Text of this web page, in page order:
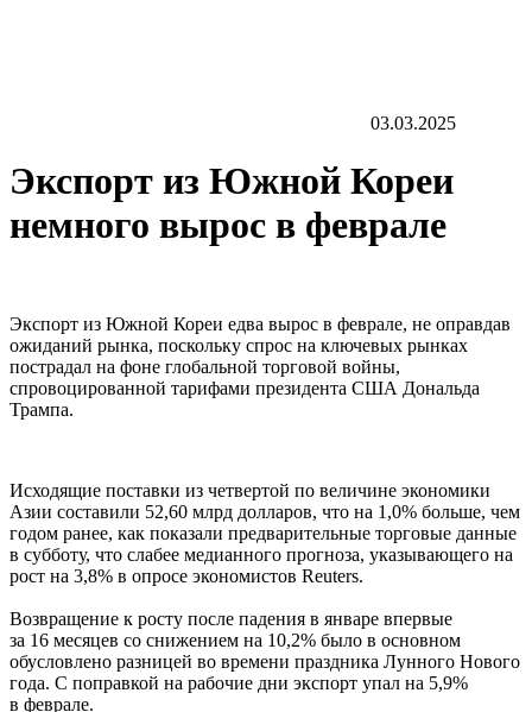
03.03.2025
Экспорт из Южной Кореи
немного вырос в феврале
Экспорт из Южной Кореи едва вырос в феврале, не оправдав
ожиданий рынка, поскольку спрос на ключевых рынках
пострадал на фоне глобальной торговой войны,
спровоцированной тарифами президента США Дональда
Трампа.
Исходящие поставки из четвертой по величине экономики
Азии составили 52,60 млрд долларов, что на 1,0% больше, чем
годом ранее, как показали предварительные торговые данные
в субботу, что слабее медианного прогноза, указывающего на
рост на 3,8% в опросе экономистов Reuters.
Возвращение к росту после падения в январе впервые
за 16 месяцев со снижением на 10,2% было в основном
обусловлено разницей во времени праздника Лунного Нового
года. С поправкой на рабочие дни экспорт упал на 5,9%
в феврале.